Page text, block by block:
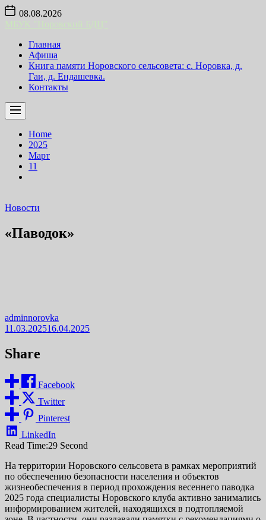
Skip
content
08.08.2026
Главная
Афиша
Книга памяти Норовского сельсовета: с. Норовка, д.
Гаи, д. Ендашевка.
Контакты
Home
2025
Март
11
Новости
«Паводок»
adminnorovka
11.03.202516.04.2025
Share
Facebook
Twitter
Pinterest
LinkedIn
Read Time:29 Second
На территории Норовского сельсовета в рамках мероприятий
по обеспечению безопасности населения и объектов
жизнеобеспечения в период прохождения весеннего паводка
2025 года специалисты Норовского клуба активно занимались
информированием жителей, находящихся в подтопляемой